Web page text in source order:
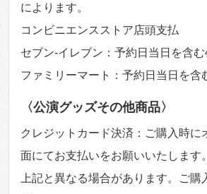
によります。
コンビニエンスストア店頭支払
セブン-イレブン：予約日当日を含
ファミリーマート：予約日当日を含
〈公演グッズその他商品〉
クレジットカード決済：ご購入時に
面にてお支払いをお願いいたします
上記と異なる場合があります。ご